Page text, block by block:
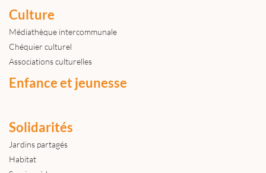
Culture
Médiathèque intercommunale
Chéquier culturel
Associations culturelles
Enfance et jeunesse
Solidarités
Jardins partagés
Habitat